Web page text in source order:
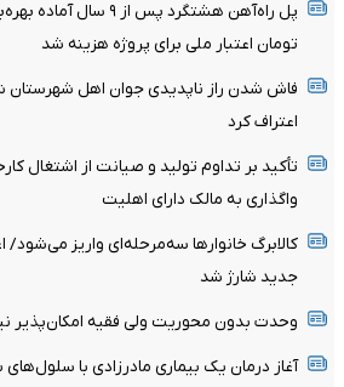
تومان اعتبار ملی برای پروژه هزینه شد
فاش شدن راز ناپدیدی جوان اهل شهرستان
اعتراف کرد
تأکید بر تداوم تولید و صیانت از اشتغال
واگذاری به مالک دارای اهلیت
کالابرگ خانوارها سه‌مرحله‌ای واریز می‌شود/
جدید شارژ شد
وحدت بدون محوریت ولی فقیه امکان‌پذیر